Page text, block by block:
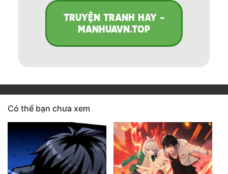
TRUYỆN TRANH HAY -
MANHUAVN.TOP
Có thể bạn chưa xem